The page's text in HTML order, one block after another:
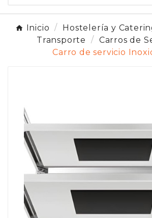
Inicio Hostelería y
Transporte
Carros de
Carro de servicio